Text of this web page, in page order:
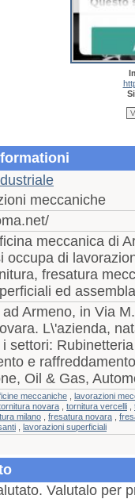
meccaniche
meccanica di
occupa di
fresatura
ed
Armeno, in Via
L\'azienda,
settori:
e
Oil & Gas,
meccaniche
lavorazioni
novara tornitura vercelli
milano fresatura novara
lavorazioni superficiali
Valutalo per